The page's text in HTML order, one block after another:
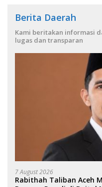
Berita Daerah
Kami beritakan informasi
lugas dan transparan
7 August 2026
Rabithah Taliban Aceh